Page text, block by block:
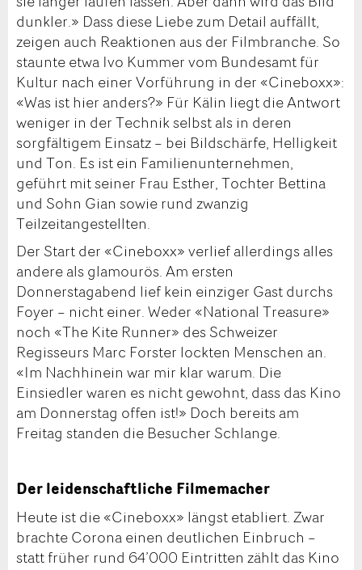
dunkler.» Dass diese Liebe zum Detail auffällt,
zeigen auch Reaktionen aus der Filmbranche. So
staunte etwa Ivo Kummer vom Bundesamt für
Kultur nach einer Vorführung in der «Cineboxx»:
«Was ist hier anders?» Für Kälin liegt die Antwort
weniger in der Technik selbst als in deren
sorgfältigem Einsatz – bei Bildschärfe, Helligkeit
und Ton. Es ist ein Familienunternehmen,
geführt mit seiner Frau Esther, Tochter Bettina
und Sohn Gian sowie rund zwanzig
Teilzeitangestellten.
Der Start der «Cineboxx» verlief allerdings alles
andere als glamourös. Am ersten
Donnerstagabend lief kein einziger Gast durchs
Foyer – nicht einer. Weder «National Treasure»
noch «The Kite Runner» des Schweizer
Regisseurs Marc Forster lockten Menschen an.
«Im Nachhinein war mir klar warum. Die
Einsiedler waren es nicht gewohnt, dass das Kino
am Donnerstag offen ist!» Doch bereits am
Freitag standen die Besucher Schlange.
Der leidenschaftliche Filmemacher
Heute ist die «Cineboxx» längst etabliert. Zwar
brachte Corona einen deutlichen Einbruch –
statt früher rund 64’000 Eintritten zählt das Kino